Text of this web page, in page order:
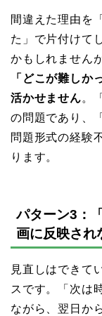
間違えた理由を
た」で片付けて
かもしれませんが
「どこが難しか
活かせません。
の問題であり、
問題形式の経験
ります。
パターン3：
画に反映され
見直しはできて
スです。「次は
ながら、翌日か